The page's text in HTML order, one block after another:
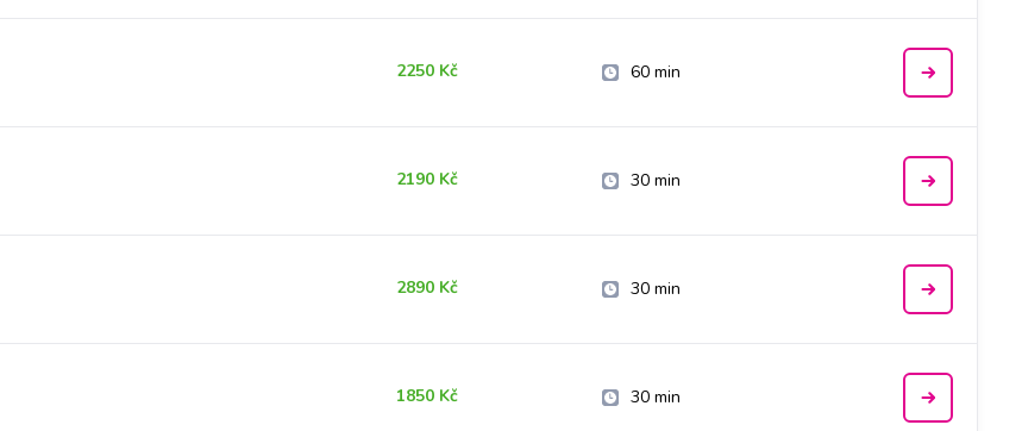
2250 Kč 60 min
2190 Kč 30 min
2890 Kč 30 min
1850 Kč 30 min